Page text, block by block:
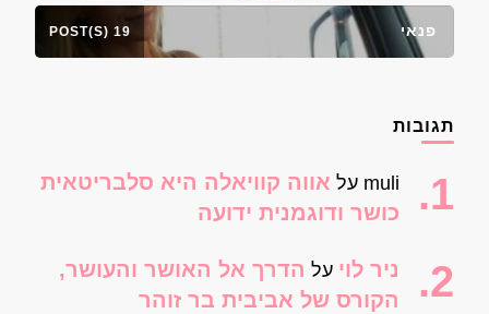
פנאי 19 POST(S)
תגובות
muli על אווה קוויאלה היא סלבריטאית
כושר ודוגמנית ידועה
ניר לוי על הדרך אל האושר והעושר,
הקורס של אביבית בר זוהר